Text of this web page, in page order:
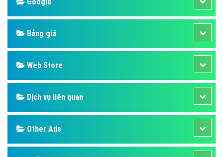
Google
Bảng giá
Web Store
Dịch vụ liên quan
Other Ads